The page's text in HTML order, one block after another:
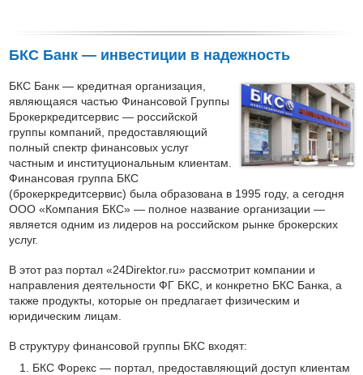
БКС Банк — инвестиции в надежность
БКС Банк — кредитная организация,
являющаяся частью Финансовой Группы
Брокеркредитсервис — российской
группы компаний, предоставляющий
полный спектр финансовых услуг
частным и институциональным клиентам.
Финансовая группа БКС
(брокеркредитсервис) была образована в 1995 году, а сегодня
ООО «Компания БКС» — полное название организации —
является одним из лидеров на российском рынке брокерских
услуг.
В этот раз портал «24Direktor.ru» рассмотрит компании и
направления деятельности ФГ БКС, и конкретно БКС Банка, а
также продукты, которые он предлагает физическим и
юридическим лицам.
В структуру финансовой группы БКС входят:
БКС Форекс — портал, предоставляющий доступ клиентам